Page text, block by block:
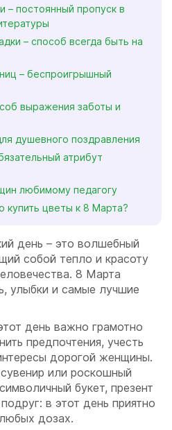
– постоянный пропуск в
– способ всегда быть на
– беспроигрышный
выражения заботы и
душевного поздравления
атрибут
любимому педагогу
купить цветы к 8 Марта?
день – это волшебный
собой тепло и красоту
8 Марта
улыбки и самые лучшие
день важно грамотно
предпочтения, учесть
дорогой женщины.
или роскошный
букет, презент
в этот день приятно
дозах.